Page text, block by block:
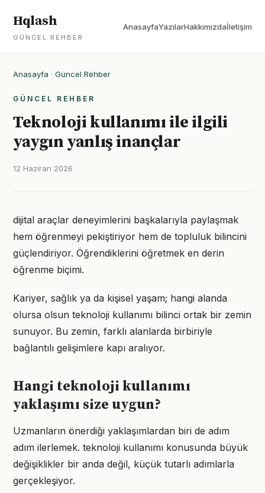
Hqlash
GÜNCEL REHBER
AnasayfaYazılarHakkımızdaİletişim
Anasayfa · Güncel Rehber
GÜNCEL REHBER
Teknoloji kullanımı ile ilgili
yaygın yanlış inançlar
12 Haziran 2026
dijital araçlar deneyimlerini başkalarıyla paylaşmak
hem öğrenmeyi pekiştiriyor hem de topluluk bilincini
güçlendiriyor. Öğrendiklerini öğretmek en derin
öğrenme biçimi.
Kariyer, sağlık ya da kişisel yaşam; hangi alanda
olursa olsun teknoloji kullanımı bilinci ortak bir zemin
sunuyor. Bu zemin, farklı alanlarda birbiriyle
bağlantılı gelişimlere kapı aralıyor.
Hangi teknoloji kullanımı
yaklaşımı size uygun?
Uzmanların önerdiği yaklaşımlardan biri de adım
adım ilerlemek. teknoloji kullanımı konusunda büyük
değişiklikler bir anda değil, küçük tutarlı adımlarla
gerçekleşiyor.